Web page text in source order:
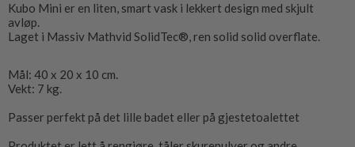
Kubo Mini er en liten, smart vask i lekkert design med skjult
avløp.
Laget i Massiv Mathvid SolidTec®, ren solid solid overflate.
Mål: 40 x 20 x 10 cm.
Vekt: 7 kg.
Passer perfekt på det lille badet eller på gjestetoalettet